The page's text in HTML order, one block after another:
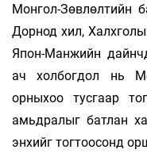
Монгол-Зөвлөлтийн
Дорнод хил,
Япон-Манжийн
ач холбогдол нь
орныхоо тусгаар
амьдралыг батлан
энхийг тогтоосонд